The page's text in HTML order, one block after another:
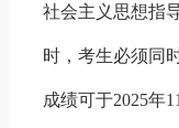
社会主义思想指
时，考生必须同
成绩可于2025年1 1